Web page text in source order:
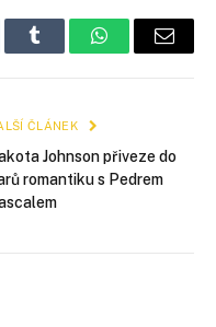
Tumblr WhatsApp
E-
ČLÁNEK
Johnson přiveze do
romantiku s Pedrem